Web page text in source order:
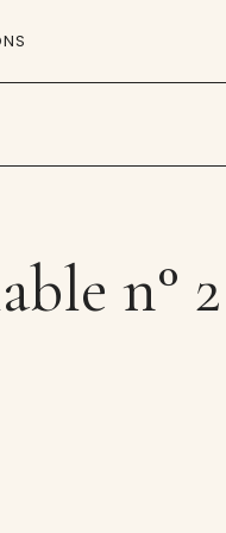
n° 2